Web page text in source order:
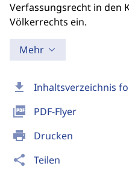
download Inhaltsverzeichnis
picture_as_pdf PDF-Flyer
print Drucken
share Teilen
Verfassungsrecht in den
Völkerrechts ein.
Mehr